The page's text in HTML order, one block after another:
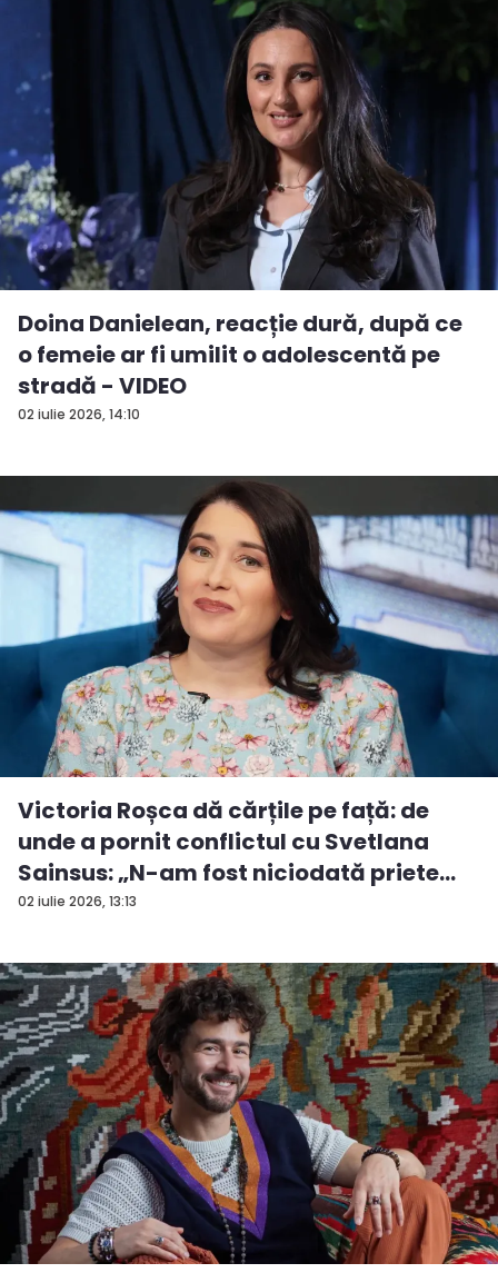
02 iulie 2026, 14:10
Doina Danielean, reacție dură, după ce
o femeie ar fi umilit o adolescentă pe
stradă - VIDEO
02 iulie 2026, 13:13
Victoria Roșca dă cărțile pe față: de
unde a pornit conflictul cu Svetlana
Sainsus: „N-am fost niciodată priete...